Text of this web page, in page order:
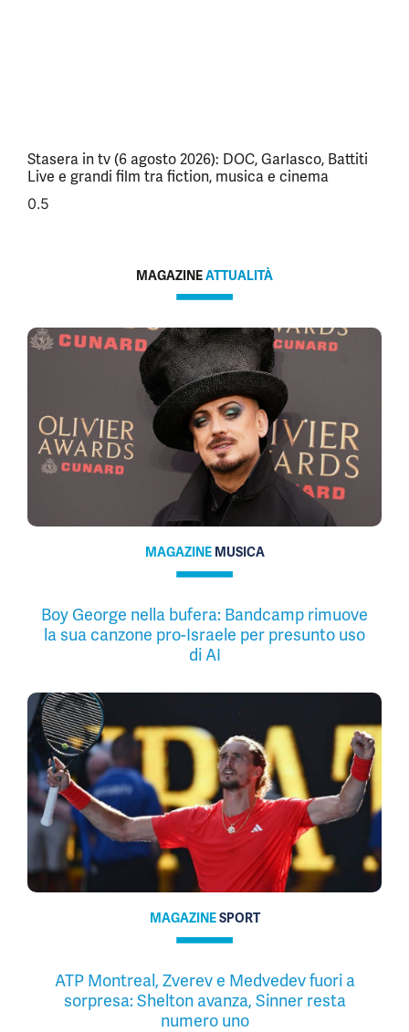
Stasera in tv (6 agosto 2026): DOC, Garlasco, Battiti
Live e grandi film tra fiction, musica e cinema
MAGAZINEATTUALITÀ
MAGAZINE MUSICA
Boy George nella bufera: Bandcamp rimuove
la sua canzone pro-Israele per presunto uso
di AI
MAGAZINESPORT
ATP Montreal, Zverev e Medvedev fuori a
sorpresa: Shelton avanza, Sinner resta
numero uno